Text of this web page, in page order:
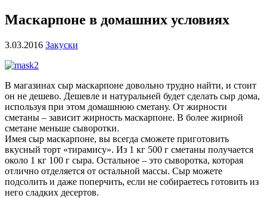
Маскарпоне в домашних условиях
3.03.2016 Закуски
В магазинах сыр маскарпоне довольно трудно найти, и стоит
он не дешево. Дешевле и натуральней будет сделать сыр дома,
используя при этом домашнюю сметану. От жирности
сметаны – зависит жирность маскарпоне. В более жирной
сметане меньше сыворотки.
Имея сыр маскарпоне, вы всегда сможете приготовить
вкусный торт «тирамису». Из 1 кг 500 г сметаны получается
около 1 кг 100 г сыра. Остальное – это сыворотка, которая
отлично отделяется от остальной массы. Сыр можете
подсолить и даже поперчить, если не собираетесь готовить из
него сладких десертов.